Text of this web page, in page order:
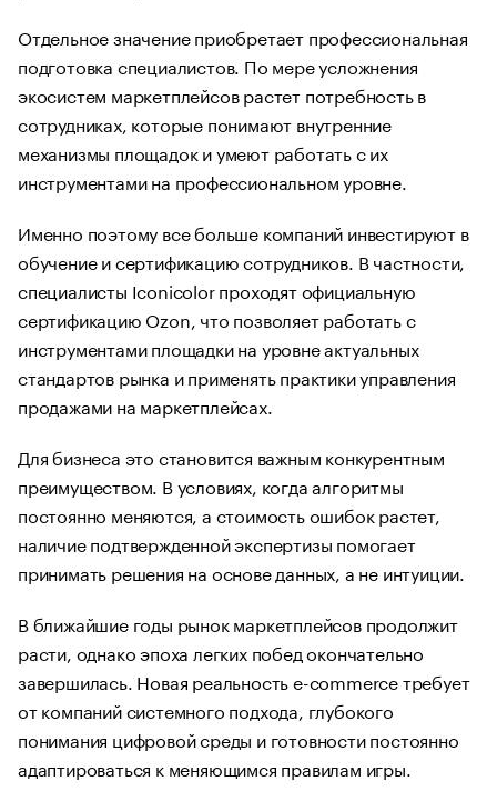
Отдельное значение приобретает профессиональная
подготовка специалистов. По мере усложнения
экосистем маркетплейсов растет потребность в
сотрудниках, которые понимают внутренние
механизмы площадок и умеют работать с их
инструментами на профессиональном уровне.
Именно поэтому все больше компаний инвестируют в
обучение и сертификацию сотрудников. В частности,
специалисты Iconicolor проходят официальную
сертификацию Ozon, что позволяет работать с
инструментами площадки на уровне актуальных
стандартов рынка и применять практики управления
продажами на маркетплейсах.
Для бизнеса это становится важным конкурентным
преимуществом. В условиях, когда алгоритмы
постоянно меняются, а стоимость ошибок растет,
наличие подтвержденной экспертизы помогает
принимать решения на основе данных, а не интуиции.
В ближайшие годы рынок маркетплейсов продолжит
расти, однако эпоха легких побед окончательно
завершилась. Новая реальность e-commerce требует
от компаний системного подхода, глубокого
понимания цифровой среды и готовности постоянно
адаптироваться к меняющимся правилам игры.